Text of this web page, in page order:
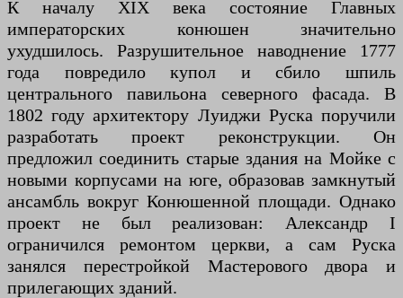
К началу XIX века состояние Главных
императорских конюшен значительно
ухудшилось. Разрушительное наводнение 1777
года повредило купол и сбило шпиль
центрального павильона северного фасада. В
1802 году архитектору Луиджи Руска поручили
разработать проект реконструкции. Он
предложил соединить старые здания на Мойке с
новыми корпусами на юге, образовав замкнутый
ансамбль вокруг Конюшенной площади. Однако
проект не был реализован: Александр I
ограничился ремонтом церкви, а сам Руска
занялся перестройкой Мастерового двора и
прилегающих зданий.